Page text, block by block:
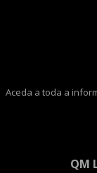
Aceda a toda a
QM